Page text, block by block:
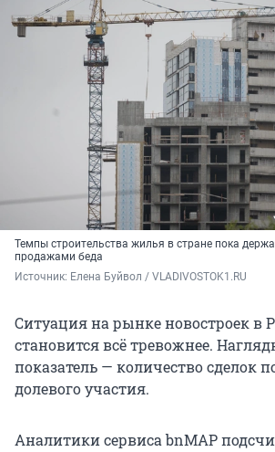
Темпы строительства жилья в стране пока
продажами беда
Источник: Елена Буйвол / VLADIVOSTOK1.RU
Ситуация на рынке новостроек в
становится всё тревожнее.
показатель — количество сделок
долевого участия.
Аналитики сервиса bnMAP